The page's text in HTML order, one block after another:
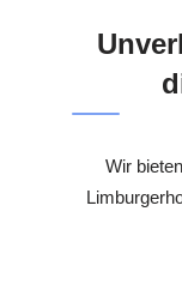
Wir